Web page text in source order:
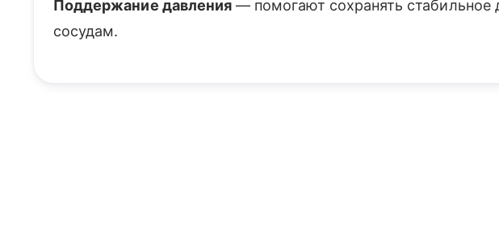
Поддержание давления — помогают сохранять стабильное
сосудам.